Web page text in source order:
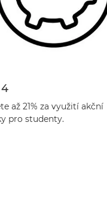
až 21% za využití akční
pro studenty.